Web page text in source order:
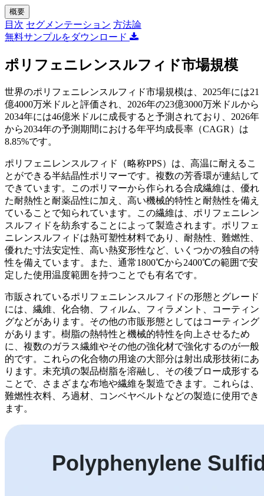
概要
目次 セグメンテーション 方法論
無料サンプルをダウンロード
ポリフェニレンスルフィド市場規模
世界のポリフェニレンスルフィド市場規模は、2025年には21
億4000万米ドルと評価され、2026年の23億3000万米ドルから
2034年には46億米ドルに成長すると予測されており、2026年
から2034年の予測期間における年平均成長率（CAGR）は
8.85%です。
ポリフェニレンスルフィド（略称PPS）は、高温に耐えるこ
とができる半結晶性ポリマーです。複数の芳香環が連結して
できています。このポリマーから作られる合成繊維は、優れ
た耐熱性と耐薬品性に​​加え、高い機械的特性と耐熱性を備え
ていることで知られています。この繊維は、ポリフェニレン
スルフィドを紡糸することによって製造されます。ポリフェ
ニレンスルフィドは熱可塑性材料であり、耐熱性、難燃性、
優れた寸法安定性、高い熱変形性など、いくつかの独自の特
性を備えています。また、通常1800℃から2400℃の範囲で安
定した使用温度範囲を持つことでも有名です。
市販されているポリフェニレンスルフィドの形態とグレード
には、繊維、化合物、フィルム、フィラメント、コーティン
グなどがあります。その他の市販形態としてはコーティング
があります。樹脂の熱特性と機械的特性を向上させるため
に、複数のガラス繊維やその他の強化材で強化するのが一般
的です。これらの化合物の用途の大部分は射出成形技術にあ
ります。未充填の製品樹脂を溶融し、その後ブロー成形する
ことで、さまざまな布地や繊維を製造できます。これらは、
難燃性衣料、ろ過材、コンベヤベルトなどの製造に使用でき
ます。